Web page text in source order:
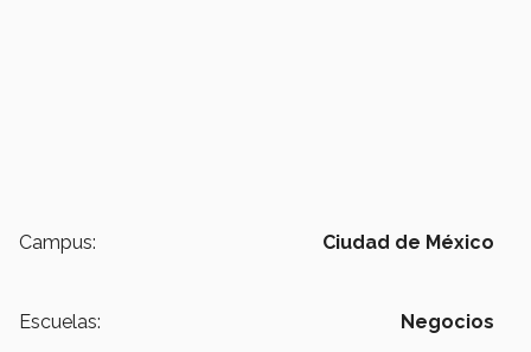
Campus: Ciudad de México
Escuelas: Negocios